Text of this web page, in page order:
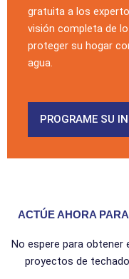
gratuita a los
visión completa de
proteger su hogar
agua.
PROGRAME SU
ACTÚE AHORA
No espere para obtener
proyectos de